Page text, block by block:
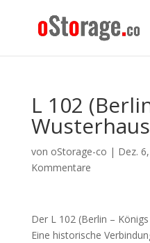
L 102
von oStorage-co | Dez.
Kommentare
Der L 102 (Berlin –
Eine historische